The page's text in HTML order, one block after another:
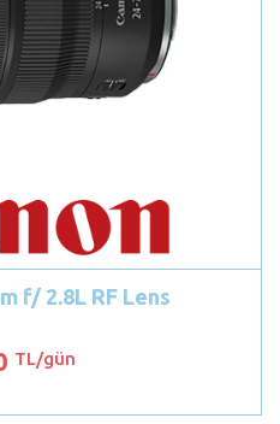
f/ 2.8L RF Lens
TL/gün